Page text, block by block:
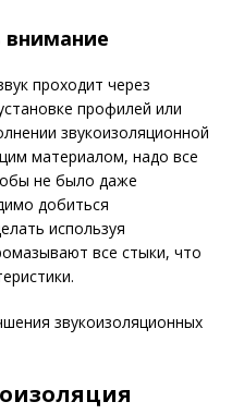
внимание
проходит через
профилей или
звукоизоляционной
материалом, надо все
не было даже
добиться
используя
все стыки, что
звукоизоляционных